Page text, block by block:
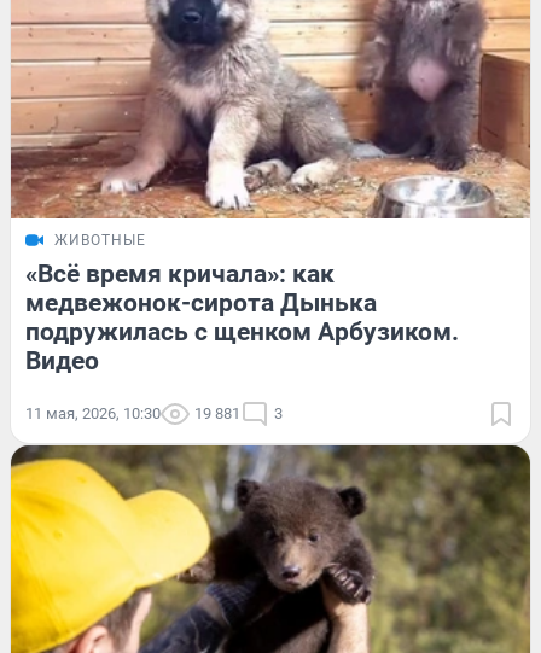
ЖИВОТНЫЕ
«Всё время кричала»: как
медвежонок-сирота Дынька
подружилась с щенком Арбузиком.
Видео
11 мая, 2026, 10:30 19 881 3